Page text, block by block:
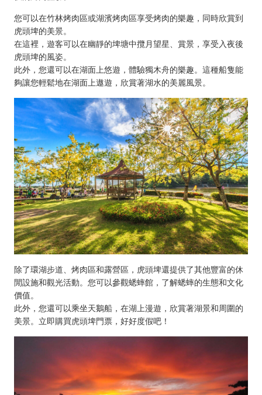
您可以在竹林烤肉區或湖濱烤肉區享受烤肉的樂趣，同時欣賞到
虎頭埤的美景。
在這裡，遊客可以在幽靜的埤塘中攬月望星、賞景，享受入夜後
虎頭埤的風姿。
此外，您還可以在湖面上悠遊，體驗獨木舟的樂趣。這種船隻能
夠讓您輕鬆地在湖面上遨遊，欣賞著湖水的美麗風景。
除了環湖步道、烤肉區和露營區，虎頭埤還提供了其他豐富的休
閒設施和觀光活動。您可以參觀蟋蟀館，了解蟋蟀的生態和文化
價值。
此外，您還可以乘坐天鵝船，在湖上漫遊，欣賞著湖景和周圍的
美景。立即購買虎頭埤門票，好好度假吧！